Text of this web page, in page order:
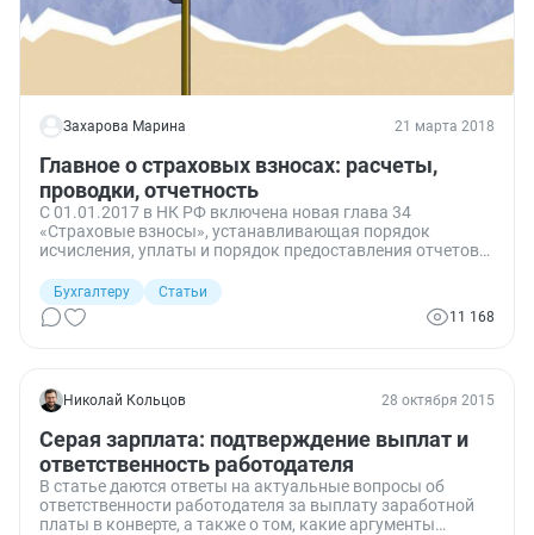
Захарова Марина 21 марта 2018
Главное о страховых взносах: расчеты,
проводки, отчетность
С 01.01.2017 в НК РФ включена новая глава 34
«Страховые взносы», устанавливающая порядок
исчисления, уплаты и порядок предоставления отчетов
без сотрудников в Пенсионный фонд, Фонд медицинского
страхования и соцстрахования. Коротко в статье
напомним основные требования и принципы расчетов,
Бухгалтеру
Статьи
11 168
Николай Кольцов 28 октября 2015
Серая зарплата: подтверждение выплат и
ответственность работодателя
В статье даются ответы на актуальные вопросы об
ответственности работодателя за выплату заработной
платы в конверте, а также о том, какие аргументы